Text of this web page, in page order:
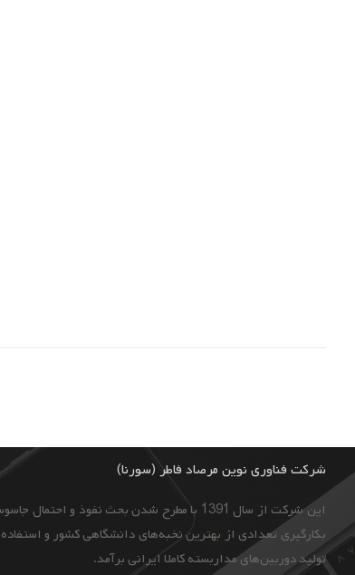
شرکت فناوری نوین مرصاد فاطر (سورنا)
این شرکت از سال 1391 با مطرح شدن بحث نفوذ و احتمال جاسوسی از طریق دوربین‌های مداربسته و به ‌منظور ایجاد
بکارگیری تعدادی از بهترین نخبه‌های دانشگاهی کشور و
تولید دوربین‌های مداربسته کاملا ایرانی برآمد.